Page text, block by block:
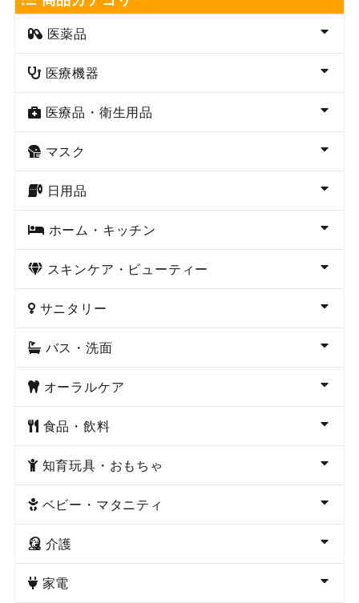
医薬品
医療機器
医療品・衛生用品
マスク
日用品
ホーム・キッチン
スキンケア・ビューティー
サニタリー
バス・洗面
オーラルケア
食品・飲料
知育玩具・おもちゃ
ベビー・マタニティ
介護
家電